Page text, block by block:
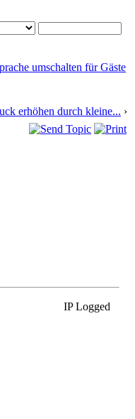
erhöhen durch kleine... ›
IP Logged